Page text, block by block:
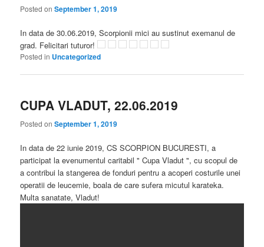
Posted onSeptember 1, 2019
In data de 30.06.2019, Scorpionii mici au sustinut exemanul de
grad. Felicitari tuturor!
Posted in Uncategorized
CUPA VLADUT, 22.06.2019
Posted onSeptember 1, 2019
In data de 22 iunie 2019, CS SCORPION BUCURESTI, a
participat la evenumentul caritabil " Cupa Vladut ", cu scopul de
a contribui la stangerea de fonduri pentru a acoperi costurile unei
operatii de leucemie, boala de care sufera micutul karateka.
Multa sanatate, Vladut!